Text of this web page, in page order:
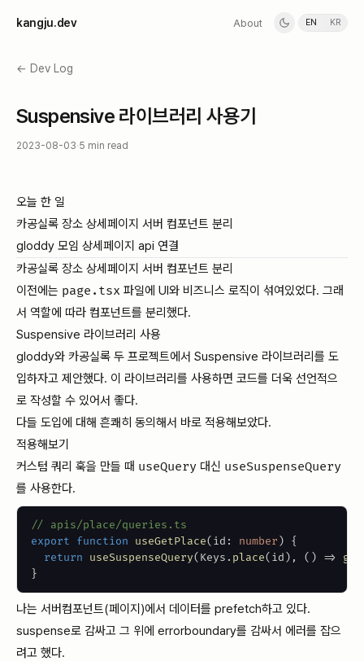
kangju.dev About EN KR
← Dev Log
Suspensive 라이브러리 사용기
2023-08-03·5 min read
오늘 한 일
카공실록 장소 상세페이지 서버 컴포넌트 분리
gloddy 모임 상세페이지 api 연결
카공실록 장소 상세페이지 서버 컴포넌트 분리
이전에는 page.tsx 파일에 UI와 비즈니스 로직이 섞여있었다. 그래
서 역할에 따라 컴포넌트를 분리했다.
Suspensive 라이브러리 사용
gloddy와 카공실록 두 프로젝트에서 Suspensive 라이브러리를 도
입하자고 제안했다. 이 라이브러리를 사용하면 코드를 더욱 선언적으
로 작성할 수 있어서 좋다.
다들 도입에 대해 흔쾌히 동의해서 바로 적용해보았다.
적용해보기
커스텀 쿼리 훅을 만들 때 useQuery 대신 useSuspenseQuery
를 사용한다.
// apis/place/queries.ts
export
function useGetPlace(id : number)
{
return
useSuspenseQuery(Keys . place(id) , ( ) =>
}
나는 서버컴포넌트(페이지)에서 데이터를 prefetch하고 있다.
suspense로 감싸고 그 위에 errorboundary를 감싸서 에러를 잡으
려고 했다.